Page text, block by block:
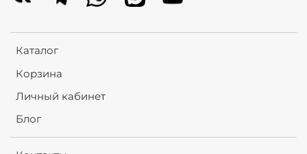
Каталог
Корзина
Личный кабинет
Блог